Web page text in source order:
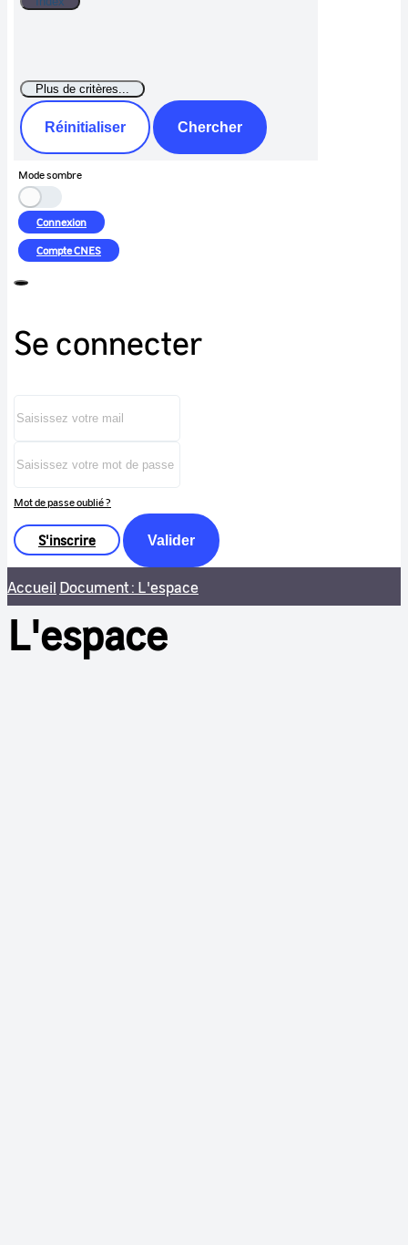
Réinitialiser Chercher
Mode sombre
Connexion
CompteCNES
Se connecter
Mot de passe oublié ?
S'inscrire Valider
Accueil Document : L'espace
L'espace